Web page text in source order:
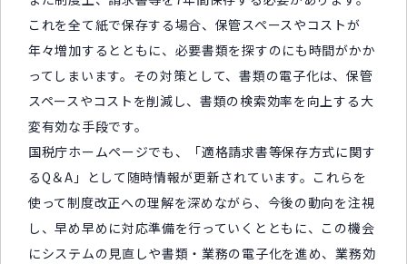
これを全て紙で保存する場合、保管スペースやコストが
年々増加するとともに、必要書類を探すのにも時間がかか
ってしまいます。その対策として、書類の電子化は、保管
スペースやコストを削減し、書類の検索効率を向上する大
変有効な手段です。
国税庁ホームページでも、「適格請求書等保存方式に関す
るQ＆A」として随時情報が更新されています。これらを
使って制度改正への理解を深めながら、今後の動向を注視
し、早め早めに対応準備を行っていくとともに、この機会
にシステムの見直しや書類・業務の電子化を進め、業務効